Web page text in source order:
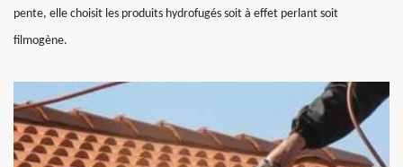
pente, elle choisit les produits hydrofugés soit à effet perlant soit
filmogène.